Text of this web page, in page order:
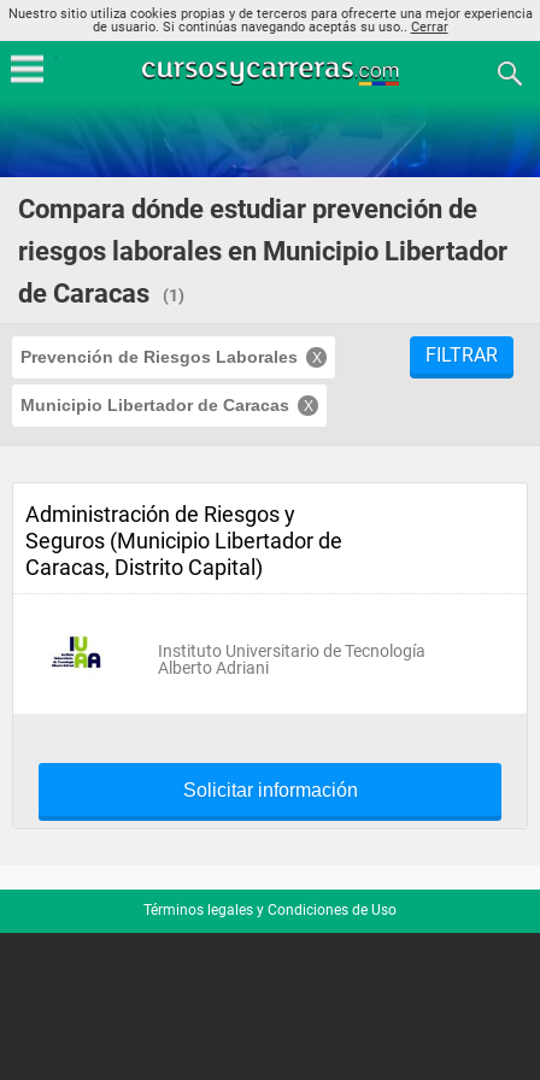
Nuestro sitio utiliza cookies propias y de terceros para ofrecerte una mejor experiencia
de usuario. Si continúas navegando aceptás su uso.. Cerrar
Compara dónde estudiar prevención de
riesgos laborales en Municipio Libertador
de Caracas
(1)
Prevención de Riesgos Laborales
Municipio Libertador de Caracas
FILTRAR
Administración de Riesgos y
Seguros (Municipio Libertador de
Caracas, Distrito Capital)
Instituto Universitario de Tecnología
Alberto Adriani
Solicitar información
Términos legales y Condiciones de Uso